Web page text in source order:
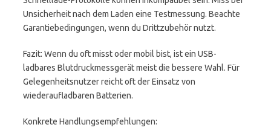
Unsicherheit nach dem Laden eine Testmessung. Beachte
Garantiebedingungen, wenn du Drittzubehör nutzt.
Fazit: Wenn du oft misst oder mobil bist, ist ein USB-
ladbares Blutdruckmessgerät meist die bessere Wahl. Für
Gelegenheitsnutzer reicht oft der Einsatz von
wiederaufladbaren Batterien.
Konkrete Handlungsempfehlungen: